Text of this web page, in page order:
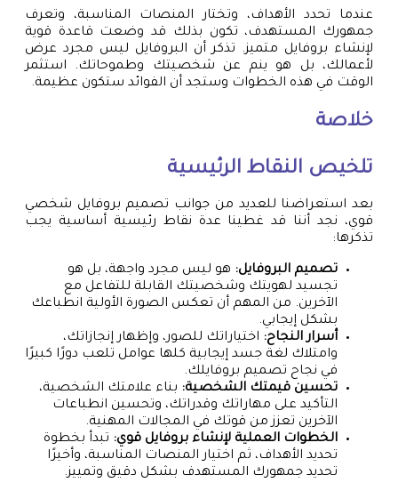
عندما تحدد الأهداف، وتختار المنصات المناسبة، وتعرف
جمهورك المستهدف، تكون بذلك قد وضعت قاعدة قوية
لإنشاء بروفايل متميز. تذكر أن البروفايل ليس مجرد عرض
لأعمالك، بل هو ينم عن شخصيتك وطموحاتك. استثمر
الوقت في هذه الخطوات وستجد أن الفوائد ستكون عظيمة.
خلاصة
تلخيص النقاط الرئيسية
بعد استعراضنا للعديد من جوانب تصميم بروفايل شخصي
قوي، نجد أننا قد غطينا عدة نقاط رئيسية أساسية يجب
تذكرها:
تصميم البروفايل: هو ليس مجرد واجهة، بل هو
تجسيد لهويتك وشخصيتك القابلة للتفاعل مع
الآخرين. من المهم أن تعكس الصورة الأولية انطباعك
بشكل إيجابي.
أسرار النجاح: اختياراتك للصور، وإظهار إنجازاتك،
وامتلاك لغة جسد إيجابية كلها عوامل تلعب دورًا كبيرًا
في نجاح تصميم بروفايلك.
تحسين قيمتك الشخصية: بناء علامتك الشخصية،
التأكيد على مهاراتك وقدراتك، وتحسين انطباعات
الآخرين تعزز من قوتك في المجالات المهنية.
الخطوات العملية لإنشاء بروفايل قوي: تبدأ بخطوة
تحديد الأهداف، ثم اختيار المنصات المناسبة، وأخيرًا
تحديد جمهورك المستهدف بشكل دقيق وتمييز.